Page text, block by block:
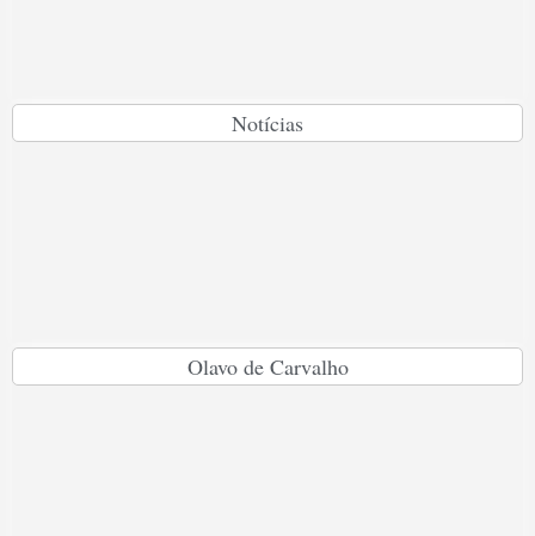
Notícias
Olavo de Carvalho